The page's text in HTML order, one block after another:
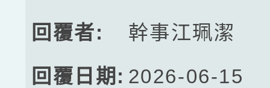
幹事江珮潔
2026-06-15